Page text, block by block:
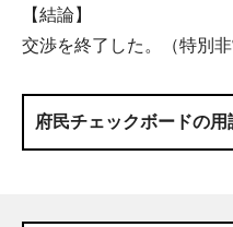
【結論】
交渉を終了した。（特別
府民チェックボードの用